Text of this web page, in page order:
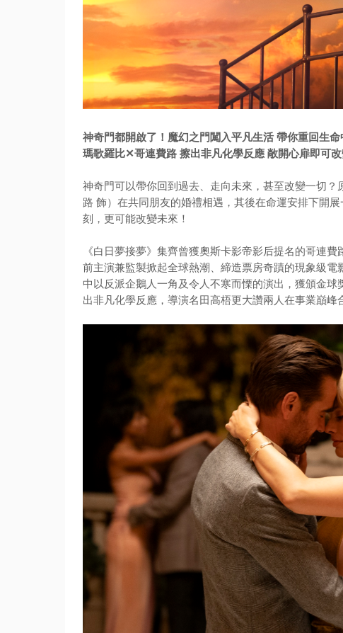
神奇門都開啟了！魔幻之門闖入平凡生活 帶你重回生命
瑪歌羅比✕哥連費路 擦出非凡化學反應 敞開心扉即可改
神奇門可以帶你回到過去、走向未來，甚至改變一切？
路 飾）在共同朋友的婚禮相遇，其後在命運安排下開展
刻，更可能改變未來！
《白日夢接夢》 集齊曾獲奧斯卡影帝影后提名的哥連費
前主演兼監製掀起全球熱潮、 締造票房奇蹟的現象級電
中以反派企鵝人一角及令人不寒而慄的演出， 獲頒金球
出非凡化學反應， 導演名田高梧更大讚兩人在事業巔峰